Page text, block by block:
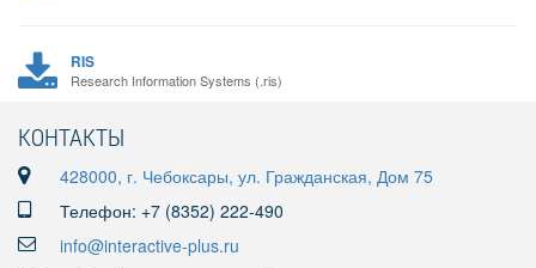
RIS
Research Information Systems (.ris)
КОНТАКТЫ
428000, г. Чебоксары, ул. Гражданская, Дом 75
Телефон: +7 (8352) 222-490
info@interactive-plus.ru